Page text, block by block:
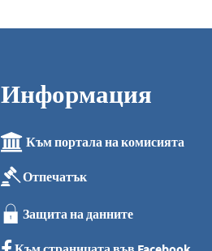
Информация
Към портала на комисията
Отпечатък
Защита на данните